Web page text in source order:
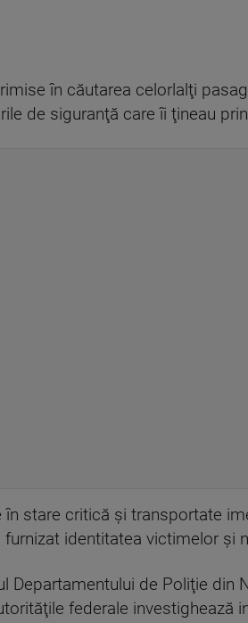
în căutarea celorlalţi
de siguranţă care îi ţineau
stare critică şi transportate
identitatea victimelor şi
Departamentului de Poliţie din
federale investighează